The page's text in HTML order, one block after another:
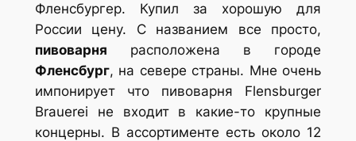
Фленсбургер. Купил за хорошую для
России цену. С названием все просто,
пивоварня расположена в городе
Фленсбург, на севере страны. Мне очень
импонирует что пивоварня Flensburger
Brauerei не входит в какие-то крупные
концерны. В ассортименте есть около 12